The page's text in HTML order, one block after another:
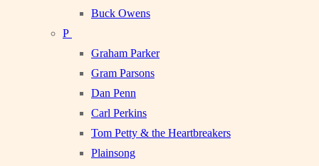
Buck Owens
P
Graham Parker
Gram Parsons
Dan Penn
Carl Perkins
Tom Petty & the Heartbreakers
Plainsong